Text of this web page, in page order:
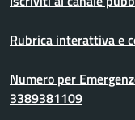
Rubrica interattiva e
Numero per
3389381109